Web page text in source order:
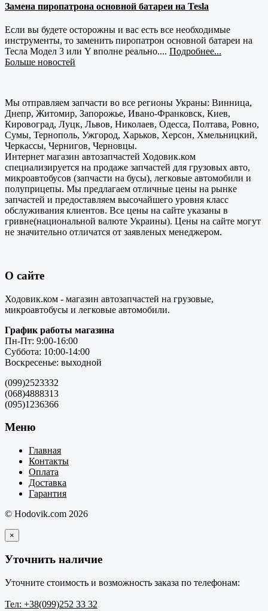
Замена пиропатрона основной батареи на Tesla
Если вы будете осторожны и вас есть все необходимые
инструменты, то заменить пиропатрон основной батареи на
Тесла Модел 3 или Y вполне реально.... Подробнее...
Больше новостей
Мы отправляем запчасти во все регионы Украны: Винница,
Днепр, Житомир, Запорожье, Ивано-Франковск, Киев,
Кировоград, Луцк, Львов, Николаев, Одесса, Полтава, Ровно,
Сумы, Тернополь, Ужгород, Харьков, Херсон, Хмельницкий,
Черкассы, Чернигов, Черновцы.
Интернет магазин автозапчастей Ходовик.ком
специализируется на продаже запчастей для грузовых авто,
микроавтобусов (запчасти на бусы), легковые автомобили и
полуприцепы. Мы предлагаем отличные цены на рынке
запчастей и предоставляем высочайшего уровня класс
обслуживания клиентов. Все цены на сайте указаны в
гривне(национальной валюте Украины). Цены на сайте могут
не значительно отличатся от заявленых менеджером.
О сайте
Ходовик.ком - магазин автозапчастей на грузовые,
микроавтобусы и легковые автомобили.
График работы магазина
Пн-Пт: 9:00-16:00
Суббота: 10:00-14:00
Воскресенье: выходной
(099)2523332
(068)4888313
(095)1236366
Меню
Главная
Контакты
Оплата
Доставка
Гарантия
© Hodovik.com 2026
×
Уточнить наличие
Уточните стоимость и возможность заказа по телефонам:
Тел: +38(099)252 33 32